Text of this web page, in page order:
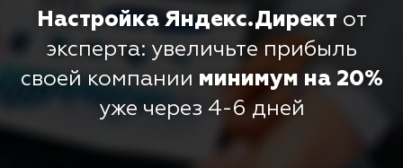
Настройка Яндекс.Директ от
эксперта: увеличьте прибыль
своей компании минимум на 20%
уже через 4-6 дней